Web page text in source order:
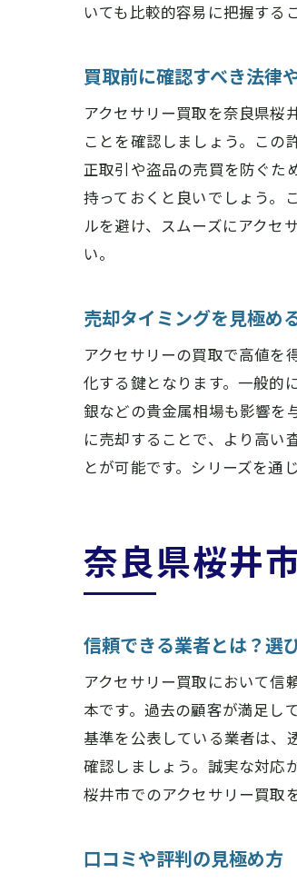
いても比較的容易に把握する
買取前に確認すべき法律
アクセサリー買取を奈良県桜
ことを確認しましょう。この
正取引や盗品の売買を防ぐた
持っておくと良いでしょう。
ルを避け、スムーズにアクセ
い。
売却タイミングを見極め
アクセサリーの買取で高値を
化する鍵となります。一般的
銀などの貴金属相場も影響を
に売却することで、より高い
とが可能です。シリーズを通
奈良県桜井
信頼できる業者とは？選
アクセサリー買取において信
本です。過去の顧客が満足し
基準を公表している業者は、
確認しましょう。誠実な対応
桜井市でのアクセサリー買取
口コミや評判の見極め方